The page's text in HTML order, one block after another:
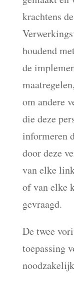
krachtens
houdend
de
om andere
die deze
informeren
door deze
van elke
of van elke
gevraagd.
De twee
toepassing